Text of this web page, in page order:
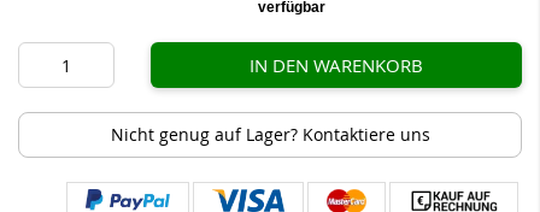
verfügbar
IN DEN WARENKORB
Nicht genug auf Lager? Kontaktiere uns